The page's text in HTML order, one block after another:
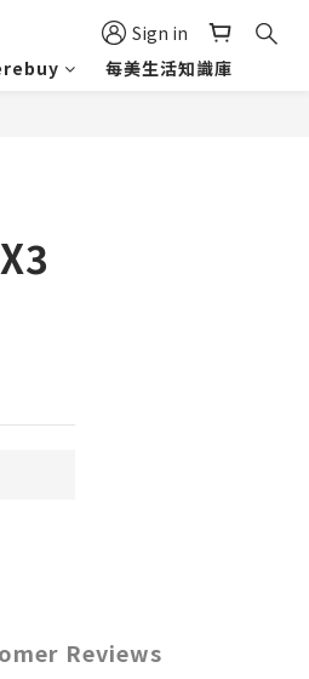
Sign in
每美生活知識庫
Reviews